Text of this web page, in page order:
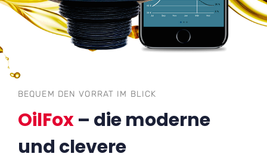
BEQUEM DEN VORRAT IM BLICK
OilFox– die moderne
und clevere